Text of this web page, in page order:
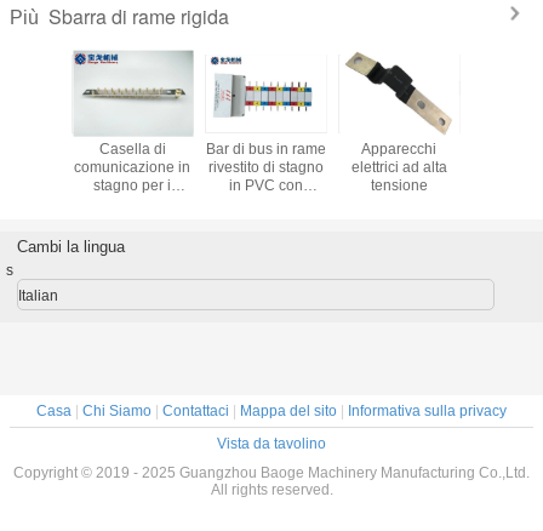
Più Sbarra di rame rigida
Casella di
comunicazione in
stagno per i
elettrica
Bar di bus in rame
rivestito di stagno
in PVC con
Apparecchi
elettrici ad alta
tensione
Cambi la lingua
s
Italian
Casa | Chi Siamo | Contattaci | Mappa del sito | Informativa sulla privacy
Vista da tavolino
Copyright © 2019 - 2025 Guangzhou Baoge Machinery Manufacturing Co.,Ltd.
All rights reserved.